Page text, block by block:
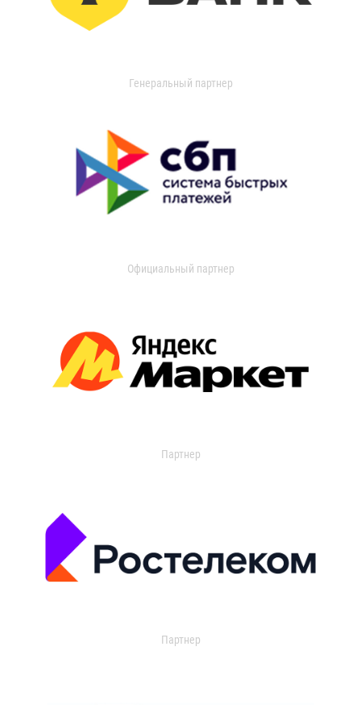
Генеральный партнер
Официальный партнер
Партнер
Партнер